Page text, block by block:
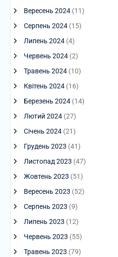
Вересень 2024(11)
Серпень 2024(15)
Липень 2024(4)
Червень 2024(2)
Травень 2024(10)
Квітень 2024(16)
Березень 2024(14)
Лютий 2024(27)
Січень 2024(21)
Грудень 2023 (41)
Листопад 2023 (47)
Жовтень 2023 (51)
Вересень 2023 (52)
Серпень 2023 (9)
Липень 2023 (12)
Червень 2023 (55)
Травень 2023 (79)